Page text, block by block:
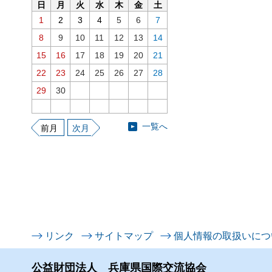
日 月 火 水 木 金
土
1
2 3 4 5 6
7
8
9 10 11 12 13
14
15
16 17 18 19 20
21
22
23 24 25 26 27
28
29
30
前月 一覧へ
次月
リンク サイトマップ 個人情報の取扱いに
公益財団法人 兵庫県国際交流協会